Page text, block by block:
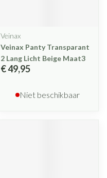
Veinax
Veinax Panty Transparant
2 Lang Licht Beige Maat3
€ 49,95
Niet beschikbaar